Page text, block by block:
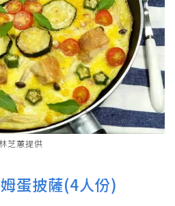
芝蕙提供
蛋披薩(4人份)